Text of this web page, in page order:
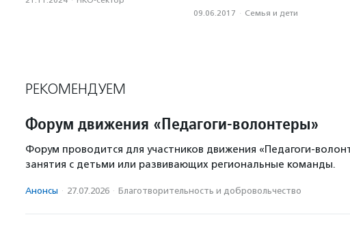
09.06.2017 · Семья и дети
РЕКОМЕНДУЕМ
Форум движения «Педагоги-волонтеры»
Форум проводится для участников движения «Педагоги-
занятия с детьми или развивающих региональные команды.
Анонсы · 27.07.2026 · Благотвори­тель­ность и доброволь­чест­во